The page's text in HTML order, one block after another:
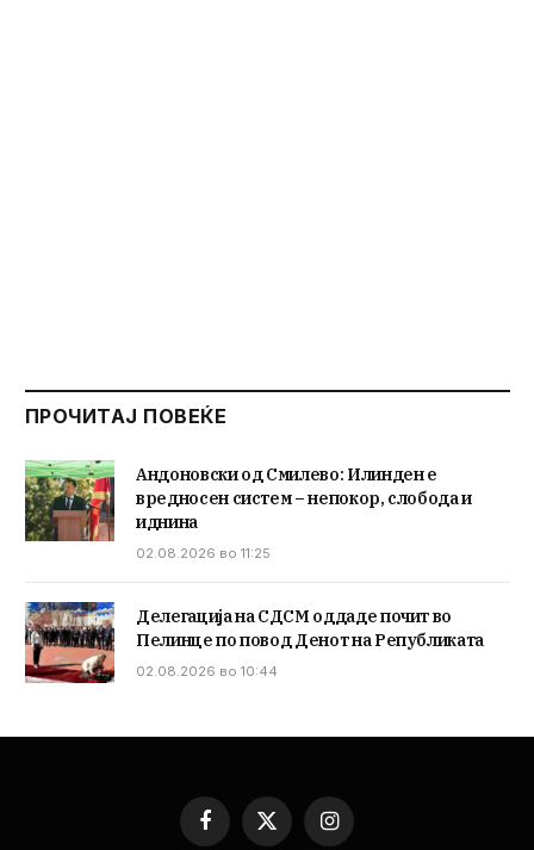
ПРОЧИТАЈ ПОВЕЌЕ
Андоновски од Смилево: Илинден е
вредносен систем – непокор, слобода и
иднина
02.08.2026 во 11:25
Делегација на СДСМ оддаде почит во
Пелинце по повод Денот на Републиката
02.08.2026 во 10:44
Facebook
X
Instagram